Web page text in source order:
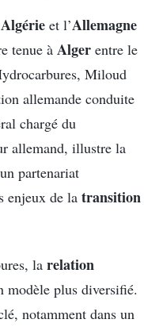
Algérie et l’Allemagne
tenue à Alger entre le
Miloud
allemande conduite
chargé du
allemand, illustre la
partenariat
enjeux de la transition
la relation
modèle plus diversifié.
notamment dans un